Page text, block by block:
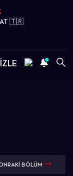
🇹🇷
BÖLÜM